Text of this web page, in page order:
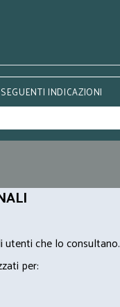
INDICAZIONI
che lo consultano.
per: